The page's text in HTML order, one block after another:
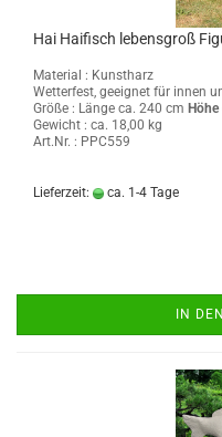
Hai Haifisch lebensgroß
Material : Kunstharz
Wetterfest, geeignet für innen
Größe : Länge ca. 240 cm
Gewicht : ca. 18,00 kg
Art.Nr. : PPC559
Lieferzeit: ca. 1-4 Tage
IN